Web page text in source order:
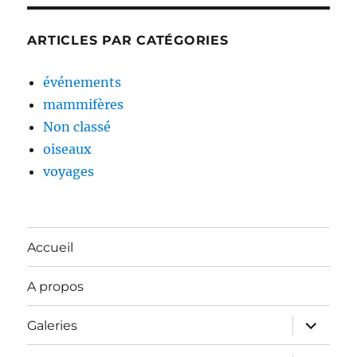
ARTICLES PAR CATÉGORIES
événements
mammifères
Non classé
oiseaux
voyages
Accueil
A propos
Galeries
ouvrir
le
sous-